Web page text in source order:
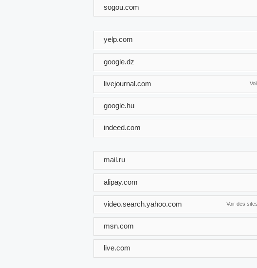
sogou.com
yelp.com
google.dz
livejournal.com
google.hu
indeed.com
mail.ru
alipay.com
Voir des
video.search.yahoo.com
msn.com
live.com